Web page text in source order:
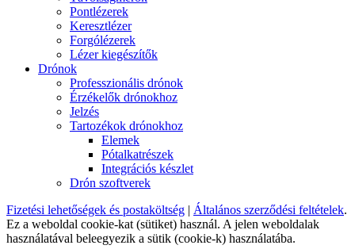
Pontlézerek
Keresztlézer
Forgólézerek
Lézer kiegészítők
Drónok
Professzionális drónok
Érzékelők drónokhoz
Jelzés
Tartozékok drónokhoz
Elemek
Pótalkatrészek
Integrációs készlet
Drón szoftverek
Fizetési lehetőségek és postaköltség | Általános szerződési feltételek.
Ez a weboldal cookie-kat (sütiket) használ. A jelen weboldalak
használatával beleegyezik a sütik (cookie-k) használatába.